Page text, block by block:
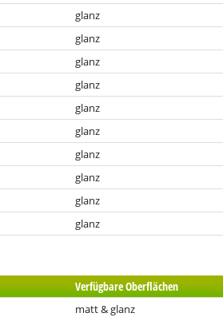
glanz
glanz
glanz
glanz
glanz
glanz
glanz
glanz
glanz
glanz
Verfügbare Oberflächen
matt & glanz